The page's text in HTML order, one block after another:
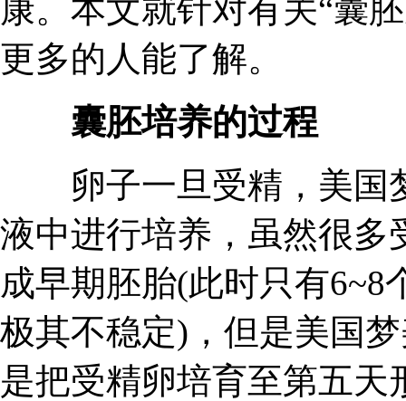
康。本文就针对有关“囊
更多的人能了解。
囊胚培养的过程
卵子一旦受精，美国
液中进行培养，虽然很多
成早期胚胎(此时只有6~8
极其不稳定)，但是美国
是把受精卵培育至第五